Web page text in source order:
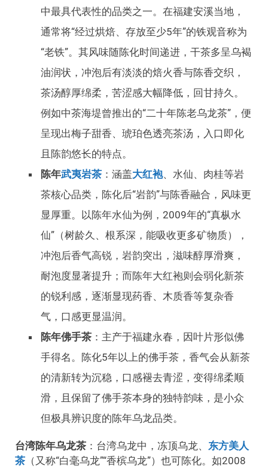
中最具代表性的品类之一。在福建安溪当地，
通常将“经过烘焙、存放至少5年”的铁观音称为
“老铁”。其风味随陈化时间递进，干茶多呈乌褐
油润状，冲泡后有淡淡的焙火香与陈香交织，
茶汤醇厚绵柔，苦涩感大幅降低，回甘持久。
例如中茶海堤曾推出的“二十年陈老乌龙茶”，便
呈现出梅子甜香、琥珀色透亮茶汤，入口即化
且陈韵悠长的特点。
陈年武夷岩茶 ：涵盖大红袍、水仙、肉桂等岩
茶核心品类，陈化后“岩韵”与陈香融合，风味更
显厚重。以陈年水仙为例，2009年的“真枞水
仙”（树龄久、根系深，能吸收更多矿物质），
冲泡后香气高锐，岩韵突出，滋味醇厚滑爽，
耐泡度显著提升；而陈年大红袍则会弱化新茶
的锐利感，逐渐显现药香、木质香等复杂香
气，口感更显温润。
陈年佛手茶 ：主产于福建永春，因叶片形似佛
手得名。陈化5年以上的佛手茶，香气会从新茶
的清新转为沉稳，口感褪去青涩，变得绵柔顺
滑，且保留了佛手茶本身的独特韵味，是小众
但极具辨识度的陈年乌龙品类。
台湾陈年乌龙茶 ：台湾乌龙中，冻顶乌龙、 东方美人
茶 （又称“白毫乌龙”“香槟乌龙”）也可陈化。如2008